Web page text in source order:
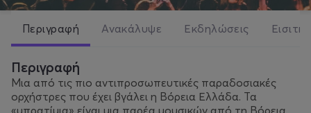
Περιγραφή Ανακάλυψε Εκδηλώσεις
Περιγραφή
Μια από τις πιο αντιπροσωπευτικές παραδοσιακές
ορχήστρες που έχει βγάλει η Βόρεια Ελλάδα. Τα
«μπρατίμια» είναι μια παρέα μουσικών από τη Βόρεια